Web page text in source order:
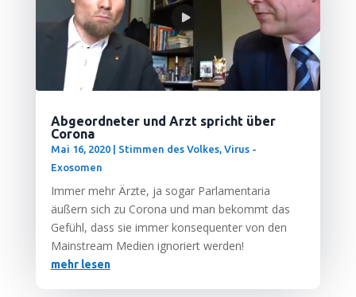
Abgeordneter und Arzt spricht über
Corona
Mai 16, 2020| Stimmen des Volkes, Virus -
Exosomen
Immer mehr Ärz­te, ja sogar Par­la­men­ta­ria
äußern sich zu Coro­na und man bekommt das
Gefühl, dass sie immer kon­se­quen­ter von den
Main­stream Medi­en igno­riert werden!
mehr lesen